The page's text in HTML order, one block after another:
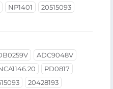
NP1401
20515093
ADC9048V
PD0817
20428193